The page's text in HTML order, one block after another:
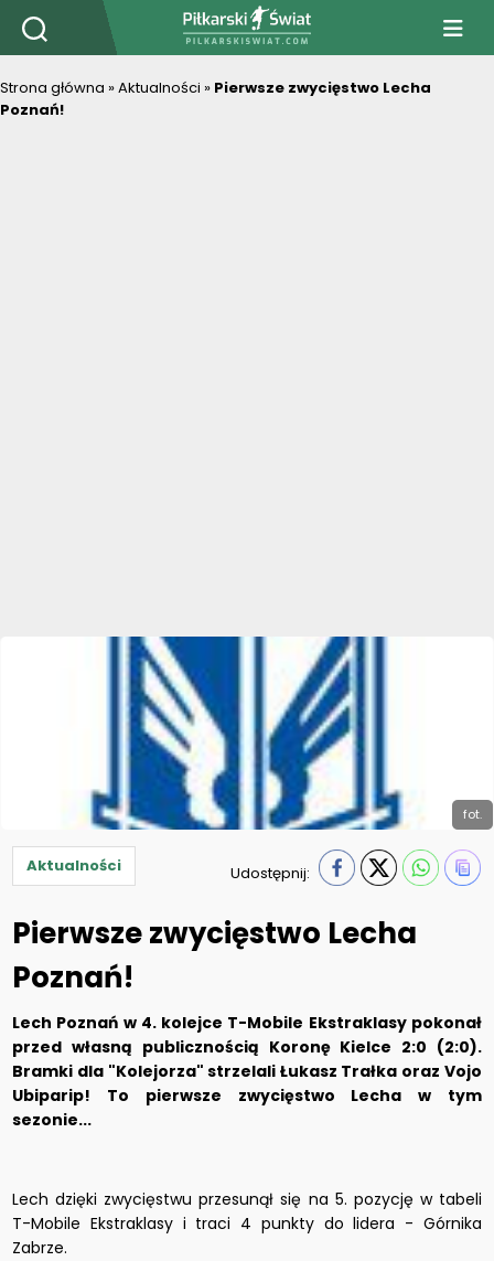
PiłkarskiSwiat.com
Strona główna »Aktualności » Pierwsze zwycięstwo Lecha
Poznań!
fot.
Aktualności Udostępnij:
Pierwsze zwycięstwo Lecha
Poznań!
Lech Poznań w 4. kolejce T-Mobile Ekstraklasy pokonał
przed własną publicznością Koronę Kielce 2:0 (2:0).
Bramki dla "Kolejorza" strzelali Łukasz Trałka oraz Vojo
Ubiparip! To pierwsze zwycięstwo Lecha w tym
sezonie...
Lech dzięki zwycięstwu przesunął się na 5. pozycję w tabeli
T-Mobile Ekstraklasy i traci 4 punkty do lidera - Górnika
Zabrze.